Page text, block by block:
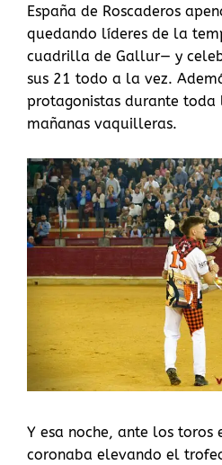
España de Roscaderos
quedando líderes de la
cuadrilla de Gallur— y
sus 21 todo a la vez.
protagonistas durante toda
mañanas vaquilleras.
Y esa noche, ante los toros
coronaba elevando el